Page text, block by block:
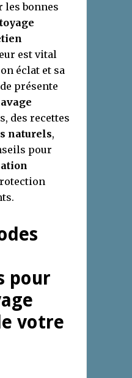
les bonnes
est vital
éclat et sa
présente
des recettes
naturels,
pour
pour
votre